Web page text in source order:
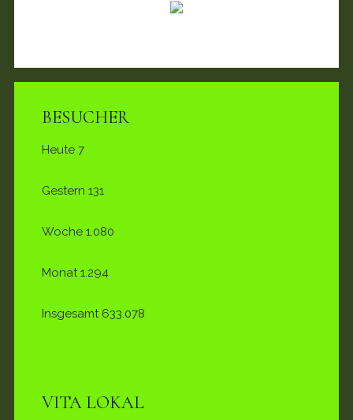
BESUCHER
Heute 7
Gestern 131
Woche 1.080
Monat1.294
Insgesamt 633.078
VITA LOKAL